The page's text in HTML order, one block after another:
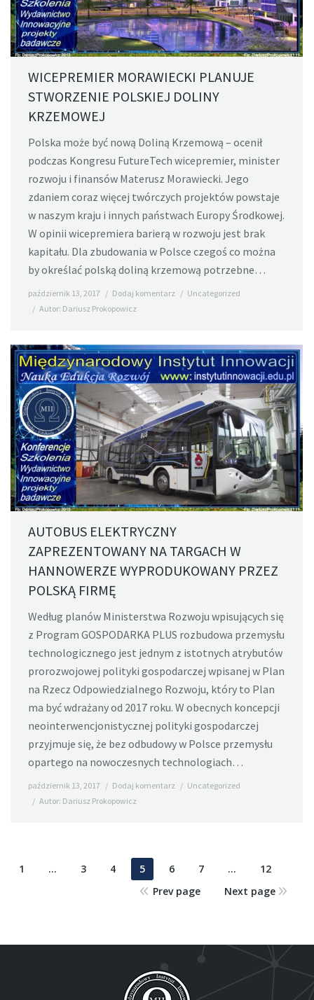
WICEPREMIER MORAWIECKI PLANUJE
STWORZENIE POLSKIEJ DOLINY
KRZEMOWEJ
Polska może być nową Doliną Krzemową – ocenił
podczas Kongresu FutureTech wicepremier, minister
rozwoju i finansów Materusz Morawiecki. Jego
zdaniem coraz więcej twórczych projektów powstaje
w naszym kraju i innych państwach Europy Środkowej.
W opinii wicepremiera barierą w rozwoju jest brak
kapitału. Dla zbudowania w Polsce czegoś co można
by określać polską doliną krzemową potrzebne…
październik 13, 2017 Dodaj komentarz
Uncategorized
Autor: Dariusz Prokopowicz
AUTOBUS ELEKTRYCZNY
ZAPREZENTOWANY NA TARGACH W
HANNOWERZE WYPRODUKOWANY PRZEZ
POLSKĄ FIRMĘ
Według planów Ministerstwa Rozwoju wpisujących się
z Program GOSPODARKA PLUS rozbudowa przemysłu
technologicznego jest jednym z istotnych atrybutów
prorozwojowej polityki gospodarczej wpisanej w Plan
na Rzecz Odpowiedzialnego Rozwoju, który to Plan
ma być wdrażany od 2017 roku. W obecnych koncepcji
neointerwencjonistycznej polityki gospodarczej
przyjmuje się, że bez odbudowy w Polsce przemysłu
opartego na nowoczesnych technologiach…
październik 13, 2017 Dodaj komentarz
Uncategorized
Autor: Dariusz Prokopowicz
1 … 3 4 5 6 7 …
12
Prev page
Next page